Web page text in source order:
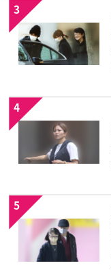
3
4
5